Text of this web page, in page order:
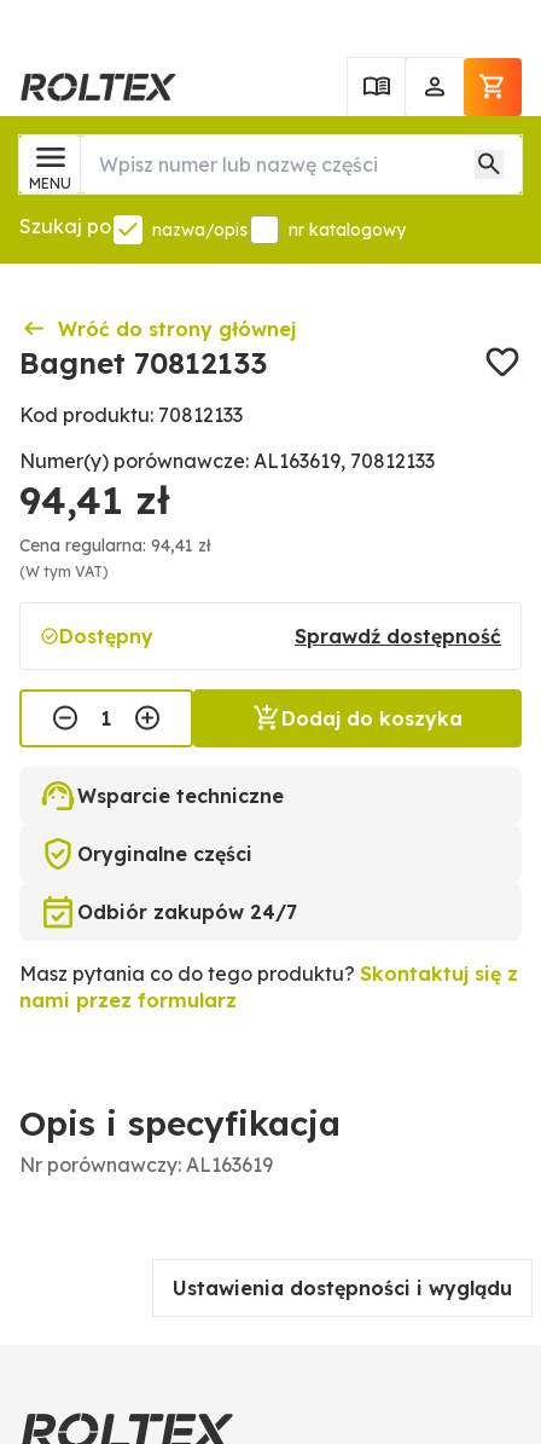
MENU
Szukaj po nazwa/opis nr katalogowy
Wróć do strony głównej
Bagnet 70812133
Kod produktu: 70812133
Numer(y) porównawcze: AL163619, 70812133
94,41 zł
Cena regularna: 94,41 zł
(W tym VAT)
Dostępny Sprawdź dostępność
Dodaj do koszyka
Wsparcie techniczne
Oryginalne części
Odbiór zakupów 24/7
Masz pytania co do tego produktu? Skontaktuj się z
nami przez formularz
Opis i specyfikacja
Nr porównawczy: AL163619
Ustawienia dostępności i wyglądu